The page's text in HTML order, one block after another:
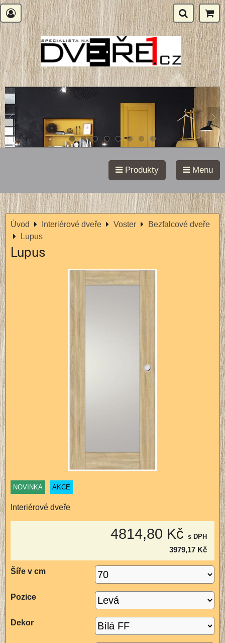
Produkty Menu
Úvod Interiérové dveře Voster
Bezfalcové dveře
Lupus
Lupus
NOVINKA AKCE
Interiérové dveře
4814,80 Kč s DPH
3979,17 Kč
Šíře v cm
Pozice
Dekor